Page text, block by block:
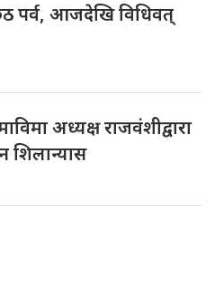
पर्व, आजदेखि विधिवत्
अध्यक्ष राजवंशीद्वारा
शिलान्यास